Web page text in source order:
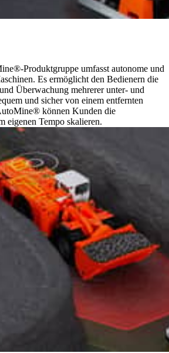
Produktgruppe umfasst autonome und
Es ermöglicht den Bedienern die
Überwachung mehrerer unter- und
und sicher von einem entfernten
können Kunden die
eigenen Tempo skalieren.